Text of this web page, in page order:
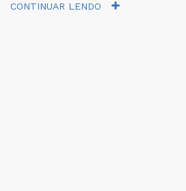
CONTINUAR LENDO